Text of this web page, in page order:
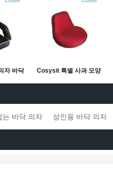
자 바닥 Cosysit 특별 사과 모양
는 바닥 의자 성인용 바닥 의자